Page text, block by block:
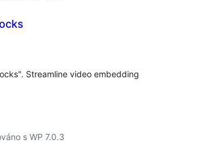
Streamline video embedding
s WP 7.0.3